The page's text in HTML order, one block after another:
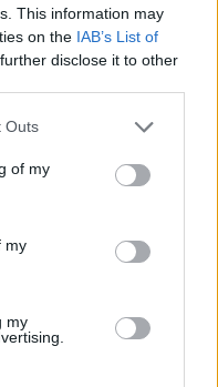
This information may
on the IAB’s List of
disclose it to other
Outs
of my
my
my
el 10 de abril